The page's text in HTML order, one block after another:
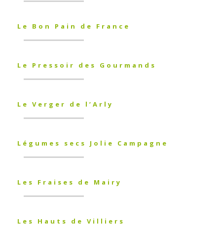
Le Bon Pain de France
Le Pressoir des Gourmands
Le Verger de l’Arly
Légumes secs Jolie Campagne
Les Fraises de Mairy
Les Hauts de Villiers